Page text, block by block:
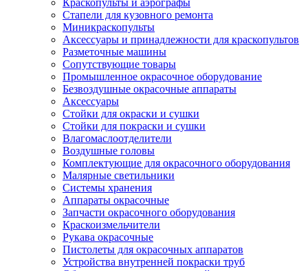
Краскопульты и аэрографы
Стапели для кузовного ремонта
Миникраскопульты
Аксессуары и принадлежности для краскопультов
Разметочные машины
Сопутствующие товары
Промышленное окрасочное оборудование
Безвоздушные окрасочные аппараты
Аксессуары
Стойки для окраски и сушки
Стойки для покраски и сушки
Влагомаслоотделители
Воздушные головы
Комплектующие для окрасочного оборудования
Малярные светильники
Системы хранения
Аппараты окрасочные
Запчасти окрасочного оборудования
Краскоизмельчители
Рукава окрасочные
Пистолеты для окрасочных аппаратов
Устройства внутренней покраски труб